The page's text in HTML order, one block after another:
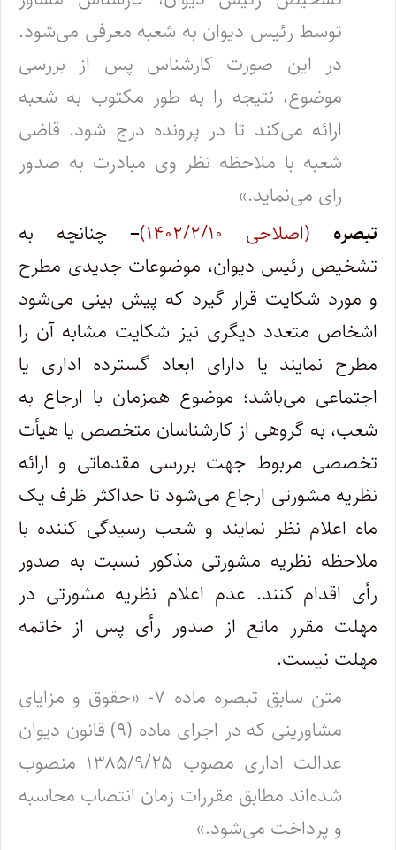
توسط رئیس دیوان به شعبه معرفی می‌شود.
در این صورت کارشناس پس از بررسی
موضوع، نتیجه را به طور مکتوب به شعبه
ارائه می‌کند تا در پرونده درج شود. قاضی
شعبه با ملاحظه نظر وی مبادرت به صدور
رای می‌نماید.»
تبصره (اصلاحی ۱۴۰۲/۲/۱۰) – چنانچه به
تشخیص رئیس دیوان، موضوعات جدیدی مطرح
و مورد شکایت قرار گیرد که پیش بینی می‌شود
اشخاص متعدد دیگری نیز شکایت مشابه آن را
مطرح نمایند یا دارای ابعاد گسترده اداری یا
اجتماعی می‌باشد؛ موضوع همزمان با ارجاع به
شعب، به گروهی از کارشناسان متخصص یا هیأت
تخصصی مربوط جهت بررسی مقدماتی و ارائه
نظریه مشورتی ارجاع می‌شود تا حداکثر ظرف یک
ماه اعلام نظر نمایند و شعب رسیدگی کننده با
ملاحظه نظریه مشورتی مذکور نسبت به صدور
رأی اقدام کنند. عدم اعلام نظریه مشورتی در
مهلت مقرر مانع از صدور رأی پس از خاتمه
مهلت نیست.
متن سابق تبصره ماده ۷- «حقوق و مزایای
مشاورینی که در اجرای ماده (۹) قانون دیوان
عدالت اداری مصوب ۱۳۸۵/۹/۲۵ منصوب
شده‌اند مطابق مقررات زمان انتصاب محاسبه
و پرداخت می‌شود.»